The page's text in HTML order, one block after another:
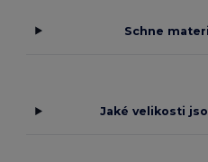
Schne
Jaké velikosti